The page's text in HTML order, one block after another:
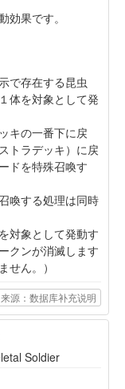
効果です。
で存在する昆虫
体を対象として発
キの一番下に戻
トラデッキ）に戻
ドを特殊召喚す
喚する処理は同時
対象として発動す
クンが消滅します
せん。）
来源：数据库补充说明
Soldier